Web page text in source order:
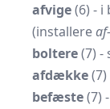
afvige(6) - i
(installere
boltere(7) -
afdække
befæste(7)